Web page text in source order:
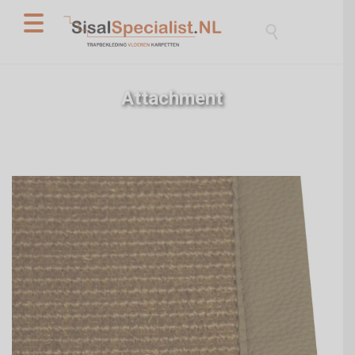
Attachment